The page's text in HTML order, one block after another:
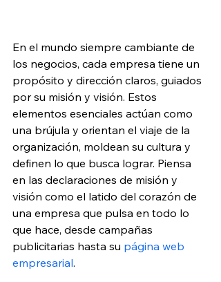
En el mundo siempre cambiante de
los negocios, cada empresa tiene un
propósito y dirección claros, guiados
por su misión y visión. Estos
elementos esenciales actúan como
una brújula y orientan el viaje de la
organización, moldean su cultura y
definen lo que busca lograr. Piensa
en las declaraciones de misión y
visión como el latido del corazón de
una empresa que pulsa en todo lo
que hace, desde campañas
publicitarias hasta su página web
empresarial.